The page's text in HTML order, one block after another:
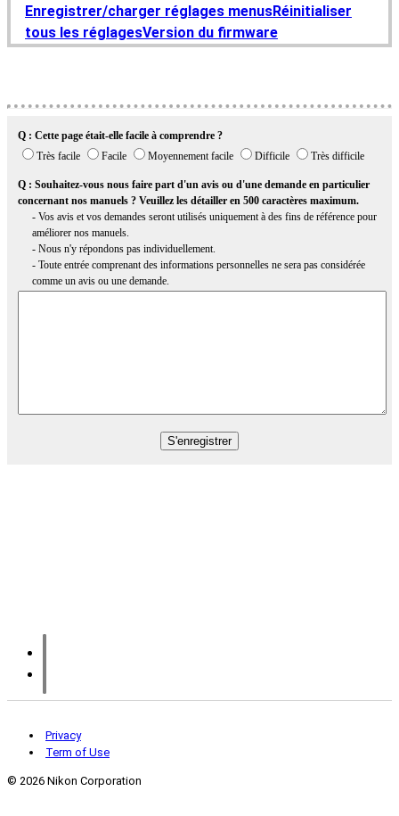
Enregistrer/charger réglages menusRéinitialiser
tous les réglagesVersion du firmware
Privacy
Term of Use
© 2026 Nikon Corporation